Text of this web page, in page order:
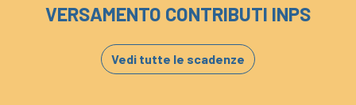
VERSAMENTO CONTRIBUTI INPS
Vedi tutte le scadenze